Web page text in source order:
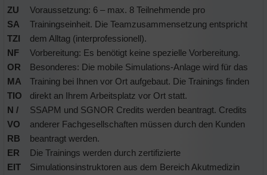
ZU
SA
TZI
NF
OR
MA
TIO
N /
VO
RB
ER
EIT
Voraussetzung: 6 – max. 8 Teilnehmende pro
Trainingseinheit. Die Teamzusammensetzung entspricht
dem Alltag (interprofessionell).
Vorbereitung: Es benötigt keine spezielle Vorbereitung.
Besonderes: Die mobile Simulations-Anlage wird für das
Training bei Ihnen vor Ort aufgebaut. Die Trainings finden
direkt an Ihrem Arbeitsplatz vor Ort statt.
SSAPM und SGNOR Credits werden beantragt. Credits
anderer Fachgesellschaften müssen durch den Kunden
beantragt werden.
Die Trainings werden durch zertifizierte
Simulationsinstruktoren aus dem Bereich Akutmedizin